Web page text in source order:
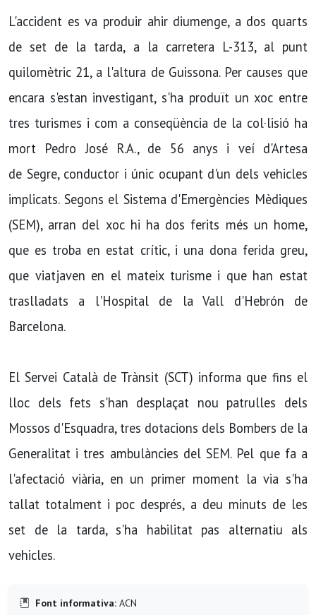
L'accident es va produir ahir diumenge, a dos quarts
de set de la tarda, a la carretera L-313, al punt
quilomètric 21, a l'altura de Guissona. Per causes que
encara s'estan investigant, s'ha produït un xoc entre
tres turismes i com a conseqüència de la col·lisió ha
mort Pedro José R.A., de 56 anys i veí d'Artesa
de Segre, conductor i únic ocupant d'un dels vehicles
implicats. Segons el Sistema d'Emergències Mèdiques
(SEM), arran del xoc hi ha dos ferits més un home,
que es troba en estat crític, i una dona ferida greu,
que viatjaven en el mateix turisme i que han estat
traslladats a l'Hospital de la Vall d'Hebrón de
Barcelona.
El Servei Català de Trànsit (SCT) informa que fins el
lloc dels fets s'han desplaçat nou patrulles dels
Mossos d'Esquadra, tres dotacions dels Bombers de la
Generalitat i tres ambulàncies del SEM. Pel que fa a
l'afectació viària, en un primer moment la via s'ha
tallat totalment i poc després, a deu minuts de les
set de la tarda, s'ha habilitat pas alternatiu als
vehicles.
Font informativa: ACN